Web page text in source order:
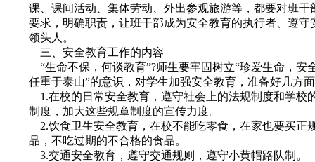
课、课间活动、集体劳动、外出参观旅游等，都要对班干
要求，明确职责，让班干部成为安全教育的执行者、遵守
领头人。
三、安全教育工作的内容
“生命不保，何谈教育”?师生要牢固树立“珍爱生命，安
任重于泰山”的意识，对学生加强安全教育，准备好几方
1.在校的日常安全教育，遵守社会上的法规制度和学校
制度，加大这些规章制度的宣传力度。
2.饮食卫生安全教育，在校不能吃零食，在家也要买正
品，不吃过期的不合格的食品。
3.交通安全教育，遵守交通规则，遵守小黄帽路队制。